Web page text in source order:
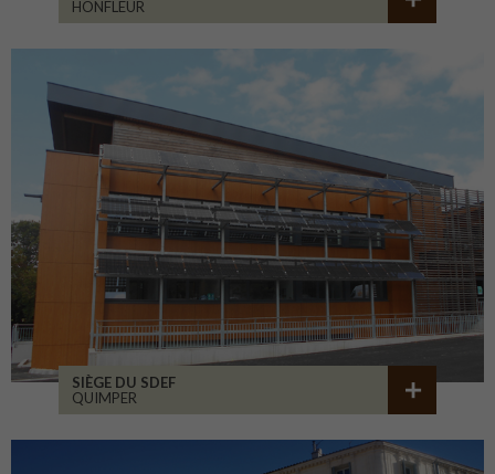
HONFLEUR
SIÈGE DU SDEF
QUIMPER